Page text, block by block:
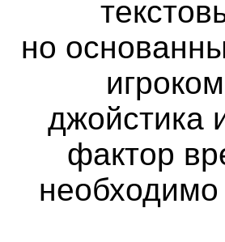
но
джойстика
фактор